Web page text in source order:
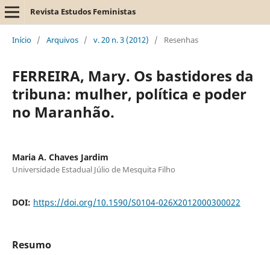
Revista Estudos Feministas
Início / Arquivos / v. 20 n. 3 (2012) / Resenhas
FERREIRA, Mary. Os bastidores da
tribuna: mulher, política e poder
no Maranhão.
Maria A. Chaves Jardim
Universidade Estadual Júlio de Mesquita Filho
DOI: https://doi.org/10.1590/S0104-026X2012000300022
Resumo